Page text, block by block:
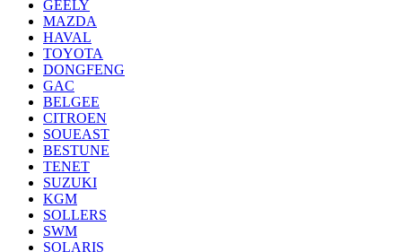
GEELY
MAZDA
HAVAL
TOYOTA
DONGFENG
GAC
BELGEE
CITROEN
SOUEAST
BESTUNE
TENET
SUZUKI
KGM
SOLLERS
SWM
SOLARIS